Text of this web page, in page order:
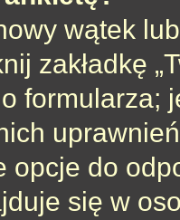
wątek
zakładkę
formularza;
opcje do
się w